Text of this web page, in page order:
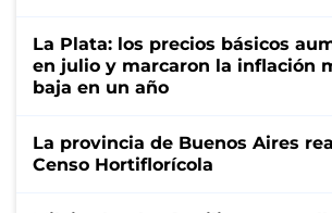
La Plata: los precios básicos
en julio y marcaron la inflación
baja en un año
La provincia de Buenos Aires
Censo Hortiflorícola